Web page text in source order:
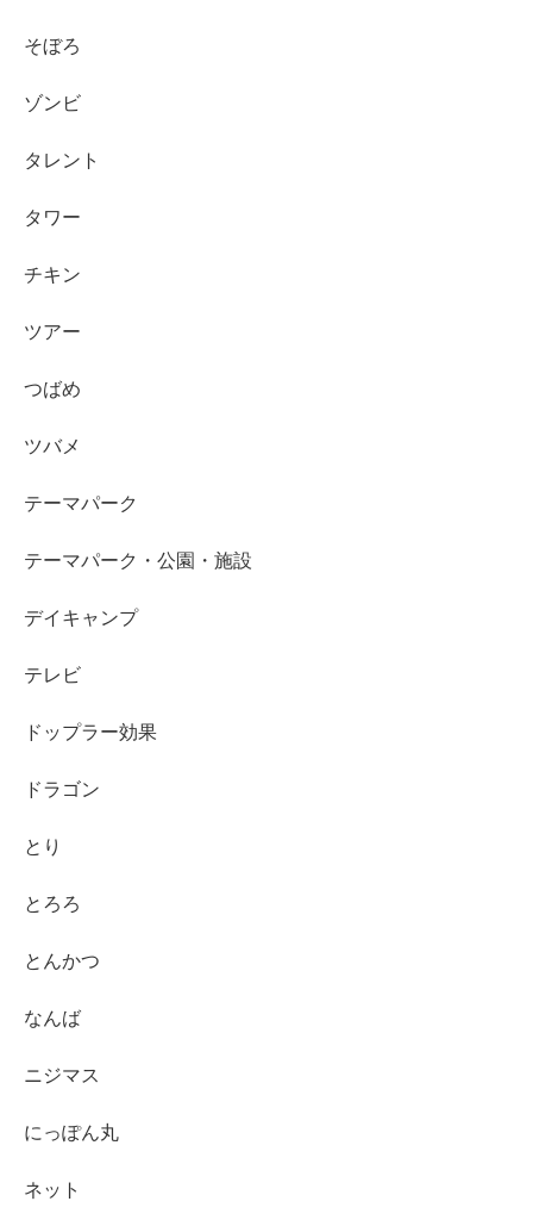
そぼろ
ゾンビ
タレント
タワー
チキン
ツアー
つばめ
ツバメ
テーマパーク
テーマパーク・公園・施設
デイキャンプ
テレビ
ドップラー効果
ドラゴン
とり
とろろ
とんかつ
なんば
ニジマス
にっぽん丸
ネット